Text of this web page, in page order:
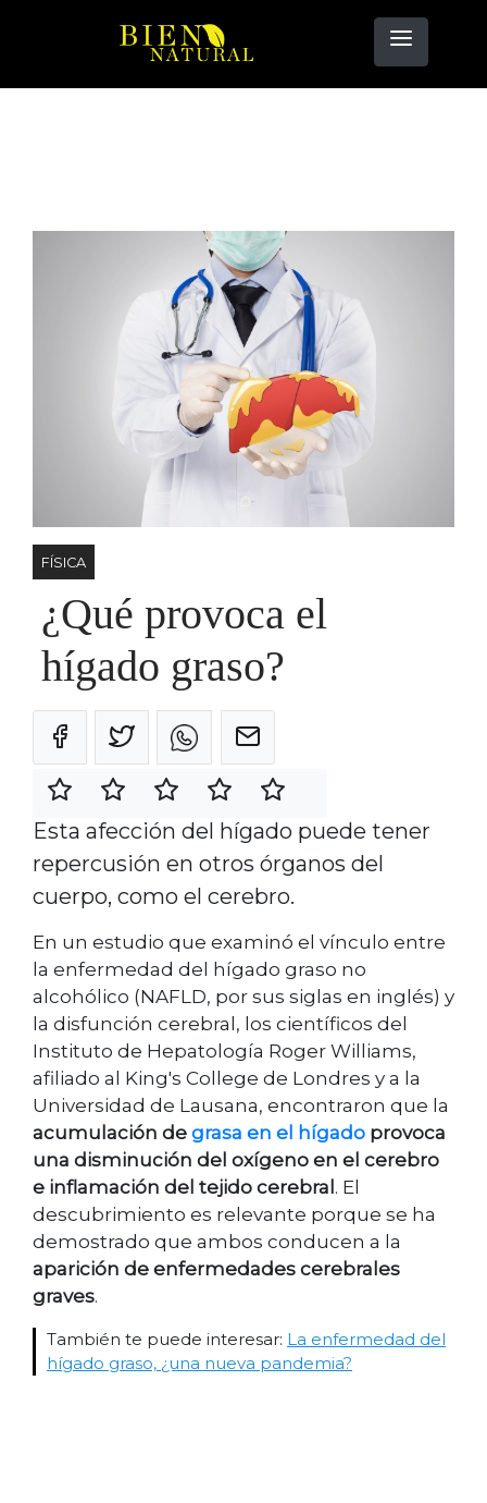
FÍSICA
¿Qué provoca el
hígado graso?
Esta afección del hígado puede tener
repercusión en otros órganos del
cuerpo, como el cerebro.
En un estudio que examinó el vínculo entre
la enfermedad del hígado graso no
alcohólico (NAFLD, por sus siglas en inglés) y
la disfunción cerebral, los científicos del
Instituto de Hepatología Roger Williams,
afiliado al King's College de Londres y a la
Universidad de Lausana, encontraron que la
acumulación de grasa en el hígado provoca
una disminución del oxígeno en el cerebro
e inflamación del tejido cerebral . El
descubrimiento es relevante porque se ha
demostrado que ambos conducen a la
aparición de enfermedades cerebrales
graves.
También te puede interesar: La enfermedad del
hígado graso, ¿una nueva pandemia?